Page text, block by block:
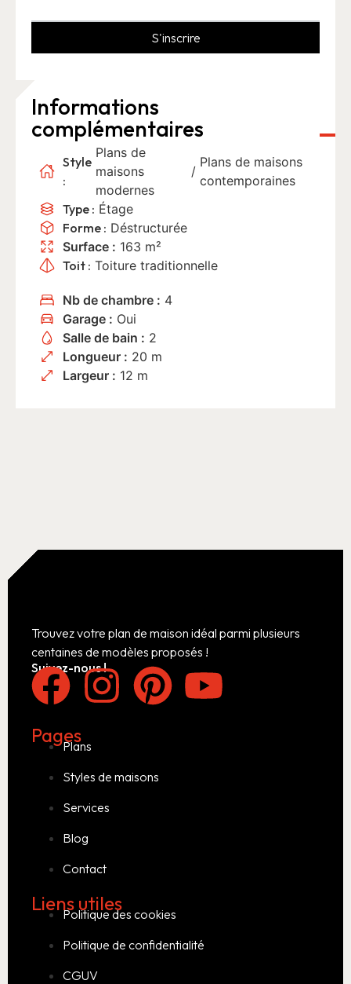
S'inscrire
Informations
complémentaires
Style
:
Plans de
maisons
modernes
/
Plans de maisons
contemporaines
Type : Étage
Forme : Déstructurée
Surface : 163 m²
Toit : Toiture traditionnelle
Nb de chambre : 4
Garage : Oui
Salle de bain : 2
Longueur : 20 m
Largeur : 12 m
Trouvez votre plan de maison idéal parmi plusieurs
centaines de modèles proposés !
Suivez-nous !
Pages
Plans
Styles de maisons
Services
Blog
Contact
Liens utiles
Politique des cookies
Politique de confidentialité
CGUV